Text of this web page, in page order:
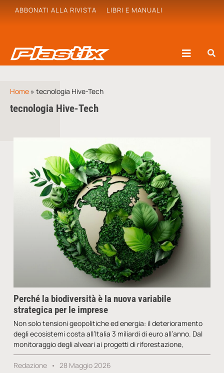
ABBONATI ALLA RIVISTA LIBRI E MANUALI
Home » tecnologia Hive-Tech
tecnologia Hive-Tech
Perché la biodiversità è la nuova variabile
strategica per le imprese
Non solo tensioni geopolitiche ed energia: il deterioramento
degli ecosistemi costa all’Italia 3 miliardi di euro all’anno. Dal
monitoraggio degli alveari ai progetti di riforestazione,
Redazione 28 Maggio 2026